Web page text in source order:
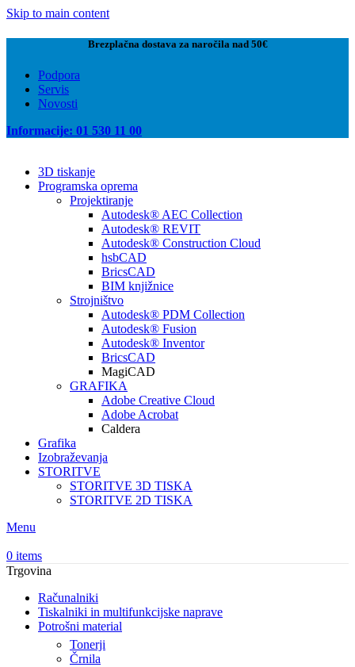
Skip to main content
Brezplačna dostava za naročila nad 50€
Podpora
Servis
Novosti
Informacije: 01 530 11 00
3D tiskanje
Programska oprema
Projektiranje
Autodesk® AEC Collection
Autodesk® REVIT
Autodesk® Construction Cloud
hsbCAD
BricsCAD
BIM knjižnice
Strojništvo
Autodesk® PDM Collection
Autodesk® Fusion
Autodesk® Inventor
BricsCAD
MagiCAD
GRAFIKA
Adobe Creative Cloud
Adobe Acrobat
Caldera
Grafika
Izobraževanja
STORITVE
STORITVE 3D TISKA
STORITVE 2D TISKA
Menu
0 items
Trgovina
Računalniki
Tiskalniki in multifunkcijske naprave
Potrošni material
Tonerji
Črnila